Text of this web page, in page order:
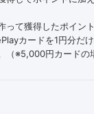
って獲得したポイン
カードを1円分だ
（※5,000円カードの